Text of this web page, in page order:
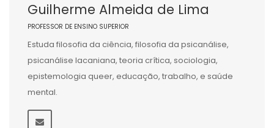
Guilherme Almeida de Lima
PROFESSOR DE ENSINO SUPERIOR
Estuda filosofia da ciência, filosofia da psicanálise,
psicanálise lacaniana, teoria crítica, sociologia,
epistemologia queer, educação, trabalho, e saúde
mental.